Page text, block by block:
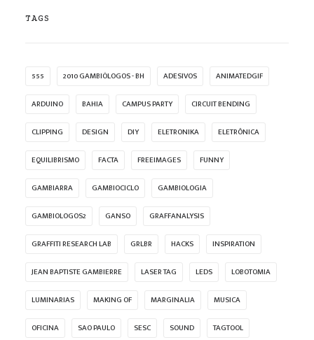
TAGS
555 2010 GAMBIÓLOGOS - BH ADESIVOS ANIMATEDGIF
ARDUINO BAHIA CAMPUS PARTY CIRCUIT BENDING
CLIPPING DESIGN DIY ELETRONIKA ELETRÔNICA
EQUILIBRISMO FACTA FREEIMAGES FUNNY
GAMBIARRA GAMBIOCICLO GAMBIOLOGIA
GAMBIOLOGOS2 GANSO GRAFFANALYSIS
GRAFFITI RESEARCH LAB GRLBR HACKS INSPIRATION
JEAN BAPTISTE GAMBIERRE LASER TAG LEDS LOBOTOMIA
LUMINARIAS MAKING OF MARGINALIA MUSICA
OFICINA SAO PAULO SESC SOUND TAGTOOL